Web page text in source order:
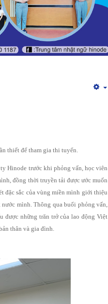
thiết để tham gia thi tuyển.
Hinode trước khi phỏng vấn, học viên
đồng thời truyền tải được ước muốn
đặc sắc của vùng miền mình giới thiệu
mình. Thông qua buổi phỏng vấn,
được những trăn trở của lao động Việt
thân và gia đình.